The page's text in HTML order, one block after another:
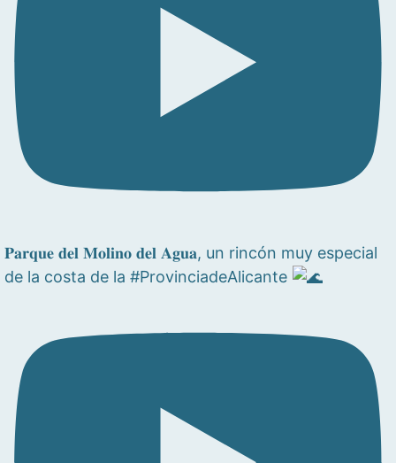
𝐏𝐚𝐫𝐪𝐮𝐞 𝐝𝐞𝐥 𝐌𝐨𝐥𝐢𝐧𝐨 𝐝𝐞𝐥 𝐀𝐠𝐮𝐚, un rincón muy especial
de la costa de la #ProvinciadeAlicante